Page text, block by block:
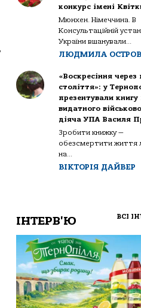
конкурс імені
Мюнхен. Німеччина. В
Консультаційній
України вшанували...
ЛЮДМИЛА
«Воскресіння через
століття»: у
презентували книгу
видатного
діяча УПА Василя
Зробити книжку —
обезсмертити життя
на...
ВІКТОРІЯ ДАЙВЕР
ІНТЕРВ'Ю ВСІ